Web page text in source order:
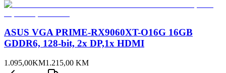
ASUS VGA PRIME-RX9060XT-O16G 16GB
GDDR6, 128-bit, 2x DP,1x HDMI
1.095,00KM1.215,00 KM